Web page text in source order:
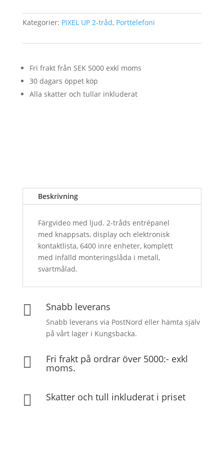
Kategorier: PIXEL UP 2-tråd, Porttelefoni
Fri frakt från SEK 5000 exkl moms
30 dagars öppet köp
Alla skatter och tullar inkluderat
Beskrivning
Färgvideo med ljud. 2-tråds entrépanel
med knappsats, display och elektronisk
kontaktlista, 6400 inre enheter, komplett
med infälld monteringslåda i metall,
svartmålad.
 Snabb leverans
Snabb leverans via PostNord eller hämta själv
på vårt lager i Kungsbacka.
 Fri frakt på ordrar över 5000:- exkl
moms.
 Skatter och tull inkluderat i priset